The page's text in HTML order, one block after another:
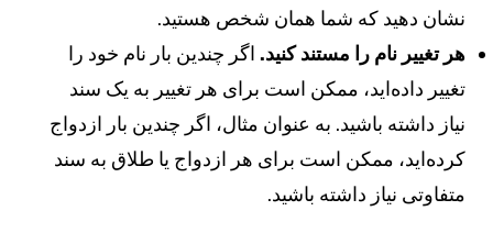
نشان دهید که شما همان شخص هستید.
هر تغییر نام را مستند کنید.اگر چندین بار نام خود را
تغییر داده‌اید، ممکن است برای هر تغییر به یک سند
نیاز داشته باشید. به عنوان مثال، اگر چندین بار ازدواج
کرده‌اید، ممکن است برای هر ازدواج یا طلاق به سند
متفاوتی نیاز داشته باشید.